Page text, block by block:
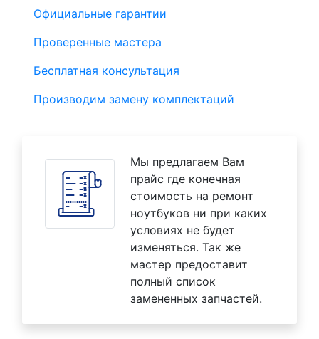
Официальные гарантии
Проверенные мастера
Бесплатная консультация
Производим замену комплектаций
Мы предлагаем Вам
прайс где конечная
стоимость на ремонт
ноутбуков ни при каких
условиях не будет
изменяться. Так же
мастер предоставит
полный список
замененных запчастей.